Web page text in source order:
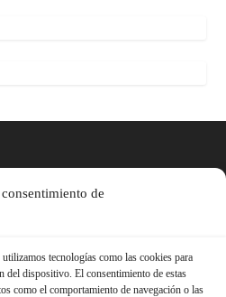
de
tecnologías como las cookies para
del dispositivo. El consentimiento de estas
como el comportamiento de navegación o las